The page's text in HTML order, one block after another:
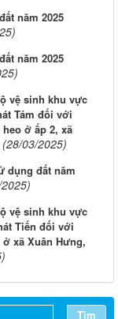
năm 2025
năm 2025
vệ sinh khu vực
Tám đối với
ở ấp 2, xã
(28/03/2025)
dụng đất năm
vệ sinh khu vực
Tiến đối với
xã Xuân Hưng,
Tìm